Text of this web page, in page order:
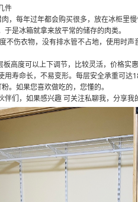
件
，每年过年都会购买很多，放在冰柜里
是冰箱就拿来放平常的储存的肉类。
不伤衣物，没有排水管不占地，使用时
高度可以上下调节，比较灵活，价格实
用寿命长，不易变形。每层安全承重可达
。如果您喜欢做吃的，您懂的。
伴们，如果感兴趣 可关注私聊我，分享我